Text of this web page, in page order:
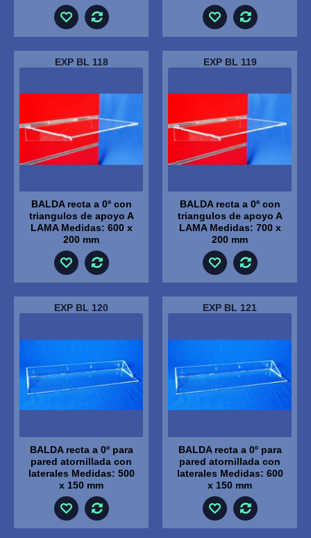
EXP BL 118
BALDA recta a 0º con
triangulos de apoyo A
LAMA Medidas: 600 x
200 mm
EXP BL 119
BALDA recta a 0º con
triangulos de apoyo A
LAMA Medidas: 700 x
200 mm
EXP BL 120
BALDA recta a 0º para
pared atornillada con
laterales Medidas: 500
x 150 mm
EXP BL 121
BALDA recta a 0º para
pared atornillada con
laterales Medidas: 600
x 150 mm